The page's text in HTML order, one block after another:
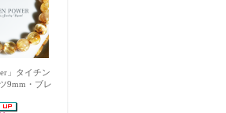
」タイチン
9mm・ブレ